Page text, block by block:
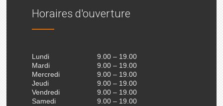
Horaires d'ouverture
Lundi
9.00 – 19.00
Mardi
9.00 – 19.00
Mercredi
9.00 – 19.00
Jeudi
9.00 – 19.00
Vendredi
9.00 – 19.00
Samedi
9.00 – 19.00